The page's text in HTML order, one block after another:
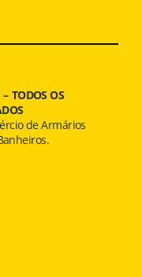
– TODOS OS
de Armários